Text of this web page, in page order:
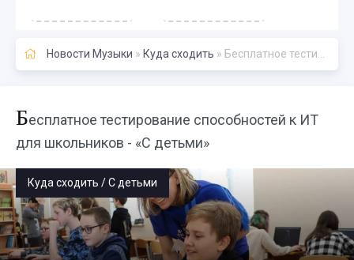
Новости Музыки » Куда сходить » Бесплатное тестирование способностей к ИТ для школьников - «С детьми»
Бесплатное тестирование способностей к ИТ
для школьников - «С детьми»
Куда сходить / С детьми